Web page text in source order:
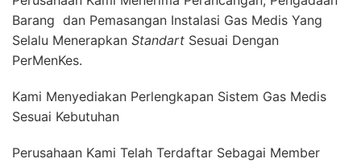
Barang dan Pemasangan Instalasi Gas Medis Yang
Selalu Menerapkan Standart Sesuai Dengan
PerMenKes.
Kami Menyediakan Perlengkapan Sistem Gas Medis
Sesuai Kebutuhan
Perusahaan Kami Telah Terdaftar Sebagai Member